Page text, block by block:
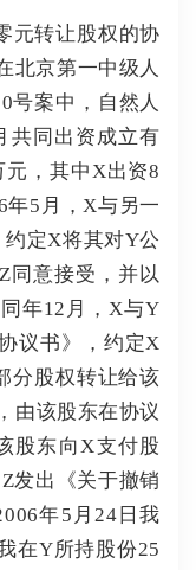
元转让股权的协
北京第一中级人
号案中，自然人
共同出资成立有
，其中X出资8
年5月，X与另一
定X将其对Y公
同意接受，并以
同年12月，X与Y
议书》，约定X
分股权转让给该
由该股东在协议
股东向X支付股
发出《关于撤销
年5月24日我
在Y所持股份25